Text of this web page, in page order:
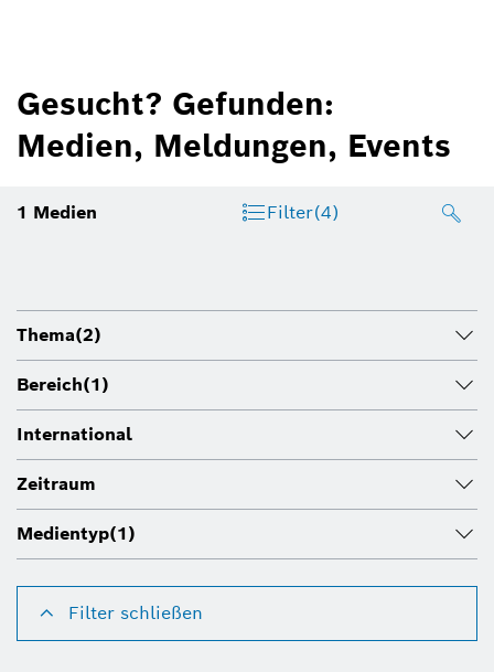
Gesucht? Gefunden:
Medien, Meldungen, Events
1 Medien Filter(4)
Thema(2)
Bereich(1)
International
Zeitraum
Medientyp(1)
Filter schließen